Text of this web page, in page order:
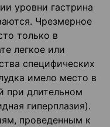
уровни гастрина
Чрезмерное
только в
легкое или
специфических
имело место в
при длительном
гиперплазия).
проведенным к